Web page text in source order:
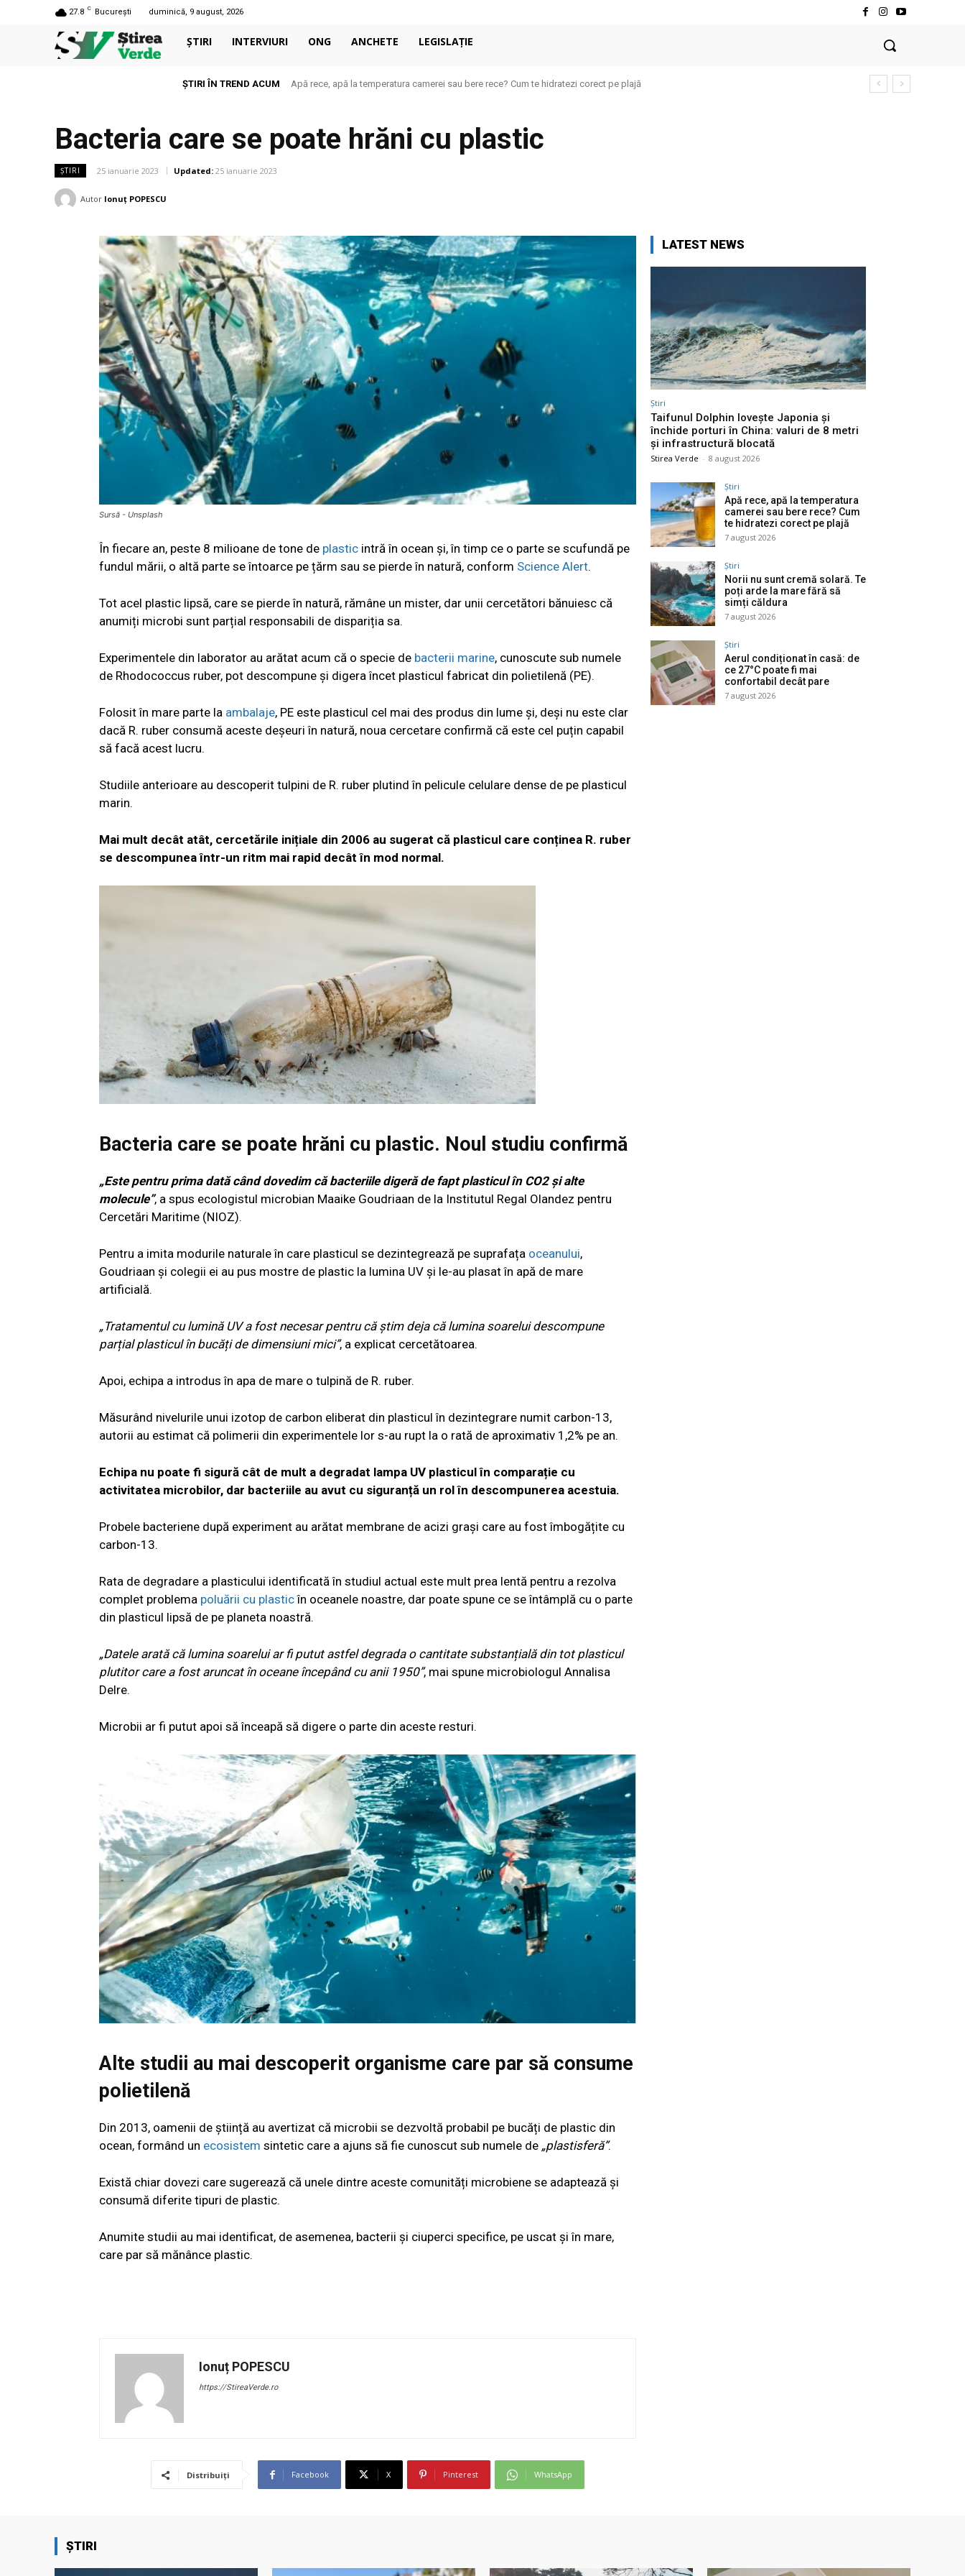
27.8 C București duminică, 9 august, 2026
ȘTIRI INTERVIURI ONG ANCHETE LEGISLAȚIE
ȘTIRI ÎN TREND ACUM Apă rece, apă la temperatura camerei sau bere rece? Cum te hidratezi corect pe plajă
Bacteria care se poate hrăni cu plastic
ȘTIRI 25 ianuarie 2023 Updated: 25 ianuarie 2023
Autor Ionuț POPESCU
Sursă - Unsplash
În fiecare an, peste 8 milioane de tone de plastic intră în ocean și, în timp ce o parte se scufundă pe
fundul mării, o altă parte se întoarce pe țărm sau se pierde în natură, conform Science Alert.
Tot acel plastic lipsă, care se pierde în natură, rămâne un mister, dar unii cercetători bănuiesc că
anumiți microbi sunt parțial responsabili de dispariția sa.
Experimentele din laborator au arătat acum că o specie de bacterii marine, cunoscute sub numele
de Rhodococcus ruber, pot descompune și digera încet plasticul fabricat din polietilenă (PE).
Folosit în mare parte la ambalaje, PE este plasticul cel mai des produs din lume și, deși nu este clar
dacă R. ruber consumă aceste deșeuri în natură, noua cercetare confirmă că este cel puțin capabil
să facă acest lucru.
Studiile anterioare au descoperit tulpini de R. ruber plutind în pelicule celulare dense de pe plasticul
marin.
Mai mult decât atât, cercetările inițiale din 2006 au sugerat că plasticul care conținea R. ruber
se descompunea într-un ritm mai rapid decât în mod normal.
Bacteria care se poate hrăni cu plastic. Noul studiu confirmă
„Este pentru prima dată când dovedim că bacteriile digeră de fapt plasticul în CO2 și alte
molecule”, a spus ecologistul microbian Maaike Goudriaan de la Institutul Regal Olandez pentru
Cercetări Maritime (NIOZ).
Pentru a imita modurile naturale în care plasticul se dezintegrează pe suprafața oceanului,
Goudriaan și colegii ei au pus mostre de plastic la lumina UV și le-au plasat în apă de mare
artificială.
„Tratamentul cu lumină UV a fost necesar pentru că știm deja că lumina soarelui descompune
parțial plasticul în bucăți de dimensiuni mici”, a explicat cercetătoarea.
Apoi, echipa a introdus în apa de mare o tulpină de R. ruber.
Măsurând nivelurile unui izotop de carbon eliberat din plasticul în dezintegrare numit carbon-13,
autorii au estimat că polimerii din experimentele lor s-au rupt la o rată de aproximativ 1,2% pe an.
Echipa nu poate fi sigură cât de mult a degradat lampa UV plasticul în comparație cu
activitatea microbilor, dar bacteriile au avut cu siguranță un rol în descompunerea acestuia.
Probele bacteriene după experiment au arătat membrane de acizi grași care au fost îmbogățite cu
carbon-13.
Rata de degradare a plasticului identificată în studiul actual este mult prea lentă pentru a rezolva
complet problema poluării cu plasticîn oceanele noastre, dar poate spune ce se întâmplă cu o parte
din plasticul lipsă de pe planeta noastră.
„Datele arată că lumina soarelui ar fi putut astfel degrada o cantitate substanțială din tot plasticul
plutitor care a fost aruncat în oceane începând cu anii 1950”, mai spune microbiologul Annalisa
Delre.
Microbii ar fi putut apoi să înceapă să digere o parte din aceste resturi.
Alte studii au mai descoperit organisme care par să consume
polietilenă
Din 2013, oamenii de știință au avertizat că microbii se dezvoltă probabil pe bucăți de plastic din
ocean, formând un ecosistem sintetic care a ajuns să fie cunoscut sub numele de „plastisferă”.
Există chiar dovezi care sugerează că unele dintre aceste comunități microbiene se adaptează și
consumă diferite tipuri de plastic.
Anumite studii au mai identificat, de asemenea, bacterii și ciuperci specifice, pe uscat și în mare,
care par să mănânce plastic.
Ionuț POPESCU
https://StireaVerde.ro
Distribuiți Facebook X Pinterest WhatsApp
LATEST NEWS
Știri
Taifunul Dolphin lovește Japonia și
închide porturi în China: valuri de 8 metri
și infrastructură blocată
Stirea Verde - 8 august 2026
Știri
Apă rece, apă la temperatura
camerei sau bere rece? Cum
te hidratezi corect pe plajă
7 august 2026
Știri
Norii nu sunt cremă solară. Te
poți arde la mare fără să
simți căldura
7 august 2026
Știri
Aerul condiționat în casă: de
ce 27°C poate fi mai
confortabil decât pare
7 august 2026
ȘTIRI